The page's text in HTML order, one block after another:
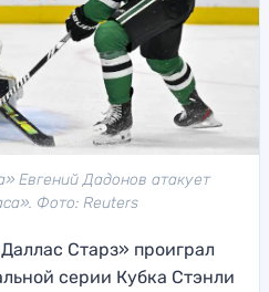
Евгений Дадонов атакует
Фото: Reuters
Старз» проиграл
серии Кубка Стэнли